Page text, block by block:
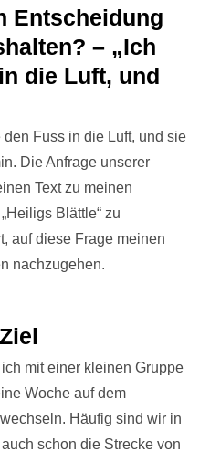
Entscheidung
– „Ich
die Luft, und
den Fuss in die Luft, und sie
Die Anfrage unserer
Text zu meinen
Blättle“ zu
auf diese Frage meinen
nachzugehen.
mit einer kleinen Gruppe
Woche auf dem
Häufig sind wir in
schon die Strecke von